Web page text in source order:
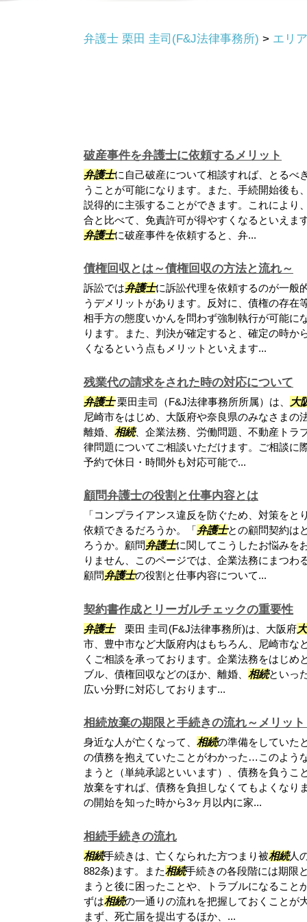
弁護士 栗田 圭司(F&J法律事務所) > エリ
破産事件を弁護士に依頼するメリット
弁護士に自己破産について相談すれば、とるべ
うことが可能になります。また、手続開始後も
説得的に主張することができます。これにより
合と比べて、免責許可が得やすくなるといえま
弁護士に破産事件を依頼すると、弁...
債権回収とは～債権回収の方法と流れ～
訴訟では弁護士に訴訟代理を依頼するのが一般
うデメリットがあります。反対に、債権の存在
相手方の態度いかんを問わず強制執行が可能に
ります。また、判決が確定すると、確定の時か
くなるという点もメリットといえます...
残業代の請求をされた時の対応について
弁護士栗田圭司（F&J法律事務所所属）は、
大
尼崎市をはじめ、大阪府や奈良県のみなさまの
離婚、 相続、企業法務、労働問題、不動産トラ
律問題についてご相談いただけます。ご相談に
予約で休日・時間外も対応可能で...
顧問弁護士の役割と仕事内容とは
「コンプライアンス違反を防ぐため、対策をと
依頼できるだろうか。「弁護士との顧問契約は
ろうか。顧問弁護士に関してこうしたお悩みを
りません、このページでは、企業法務にまつわ
顧問弁護士の役割と仕事内容について...
契約書作成とリーガルチェックの重要性
弁護士栗田 圭司(F&J法律事務所)は、大阪府
市、豊中市など大阪府内はもちろん、尼崎市な
くご相談を承っております。企業法務をはじめ
ブル、債権回収などのほか、離婚、 相続といっ
広い分野に対応しております...
相続放棄の期限と手続きの流れ～メリッ
身近な人が亡くなって、 相続の準備をしていた
の債務を抱えていたことがわかった…このよう
まうと（単純承認といいます）、債務を負うこ
放棄をすれば、債務を負担しなくてもよくなり
の開始を知った時から3ヶ月以内に家...
相続手続きの流れ
相続手続きは、亡くなられた方つまり被相続人
882条)ます。また相続手続きの各段階には期限
まうと後に困ったことや、トラブルになること
ずは相続の一通りの流れを把握しておくことが
まず、死亡届を提出するほか、...